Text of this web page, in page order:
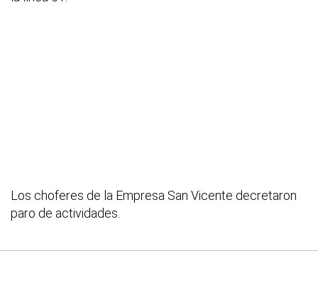
Los choferes de la Empresa San Vicente decretaron
paro de actividades.